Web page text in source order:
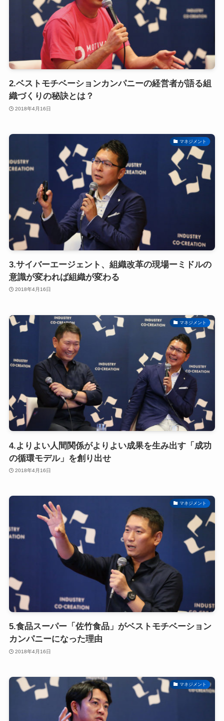
2.ベストモチベーションカンパニーの経営者が語る組
織づくりの秘訣とは？
2018年4月16日
マネジメント
3.サイバーエージェント、組織改革の現場ーミドルの
意識が変われば組織が変わる
2018年4月16日
マネジメント
4.よりよい人間関係がよりよい成果を生み出す「成功
の循環モデル」を創り出せ
2018年4月16日
マネジメント
5.食品スーパー「佐竹食品」がベストモチベーション
カンパニーになった理由
2018年4月16日
マネジメント